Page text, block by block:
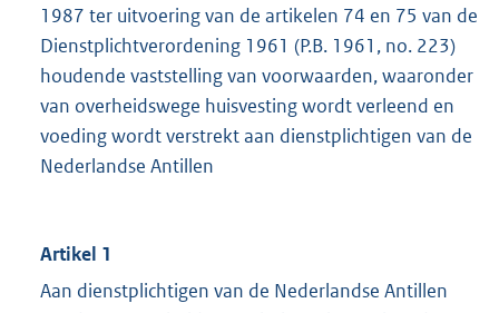
1987 ter uitvoering van de artikelen 74 en 75 van de
Dienstplichtverordening 1961 (P.B. 1961, no. 223)
houdende vaststelling van voorwaarden, waaronder
van overheidswege huisvesting wordt verleend en
voeding wordt verstrekt aan dienstplichtigen van de
Nederlandse Antillen
Artikel 1
Aan dienstplichtigen van de Nederlandse Antillen